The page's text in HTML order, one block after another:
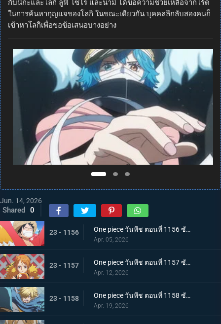
กับนิกะและโลกิ ลูฟี่ โซโร และนามิ ได้ขอความช่วยเหลือจากโร้ด
ในการค้นหากุญแจของโลกิ ในขณะเดียวกัน บุคคลลึกลับสองคนก็
เข้าหาโลกิเพื่อขอข้อเสนอบางอย่าง
Jun. 14, 2026
Shared 0
23 - 1156 One piece วันพีช ตอนที่ 1156 ซับไทย งานเลี้ยงสังสรรค์ครั้งใหญ่ที่รอคอยมานาน! งานเลี้ยงฉลองการพบปะสังสรรค์ครั้งยิ่งใหญ่!
Apr. 05, 2026
23 - 1157 One piece วันพีช ตอนที่ 1157 ซับไทย นามิซวยแล้ว! การผจญภัยในอาณาจักรบล็อก
Apr. 12, 2026
23 - 1158 One piece วันพีช ตอนที่ 1158 ซับไทย การผจญภัยในดินแดนแห่งความลึกลับ! ความลับของเทพเจ้าแห่งดวงอาทิตย์
Apr. 19, 2026